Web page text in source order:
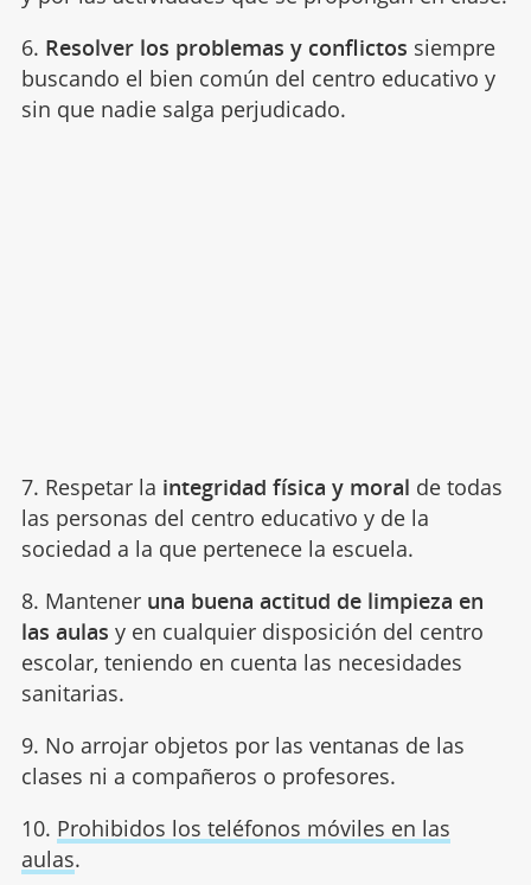
6. Resolver los problemas y conflictos siempre
buscando el bien común del centro educativo y
sin que nadie salga perjudicado.
7. Respetar la integridad física y moral de todas
las personas del centro educativo y de la
sociedad a la que pertenece la escuela.
8. Mantener una buena actitud de limpieza en
las aulas y en cualquier disposición del centro
escolar, teniendo en cuenta las necesidades
sanitarias.
9. No arrojar objetos por las ventanas de las
clases ni a compañeros o profesores.
10. Prohibidos los teléfonos móviles en las
aulas.